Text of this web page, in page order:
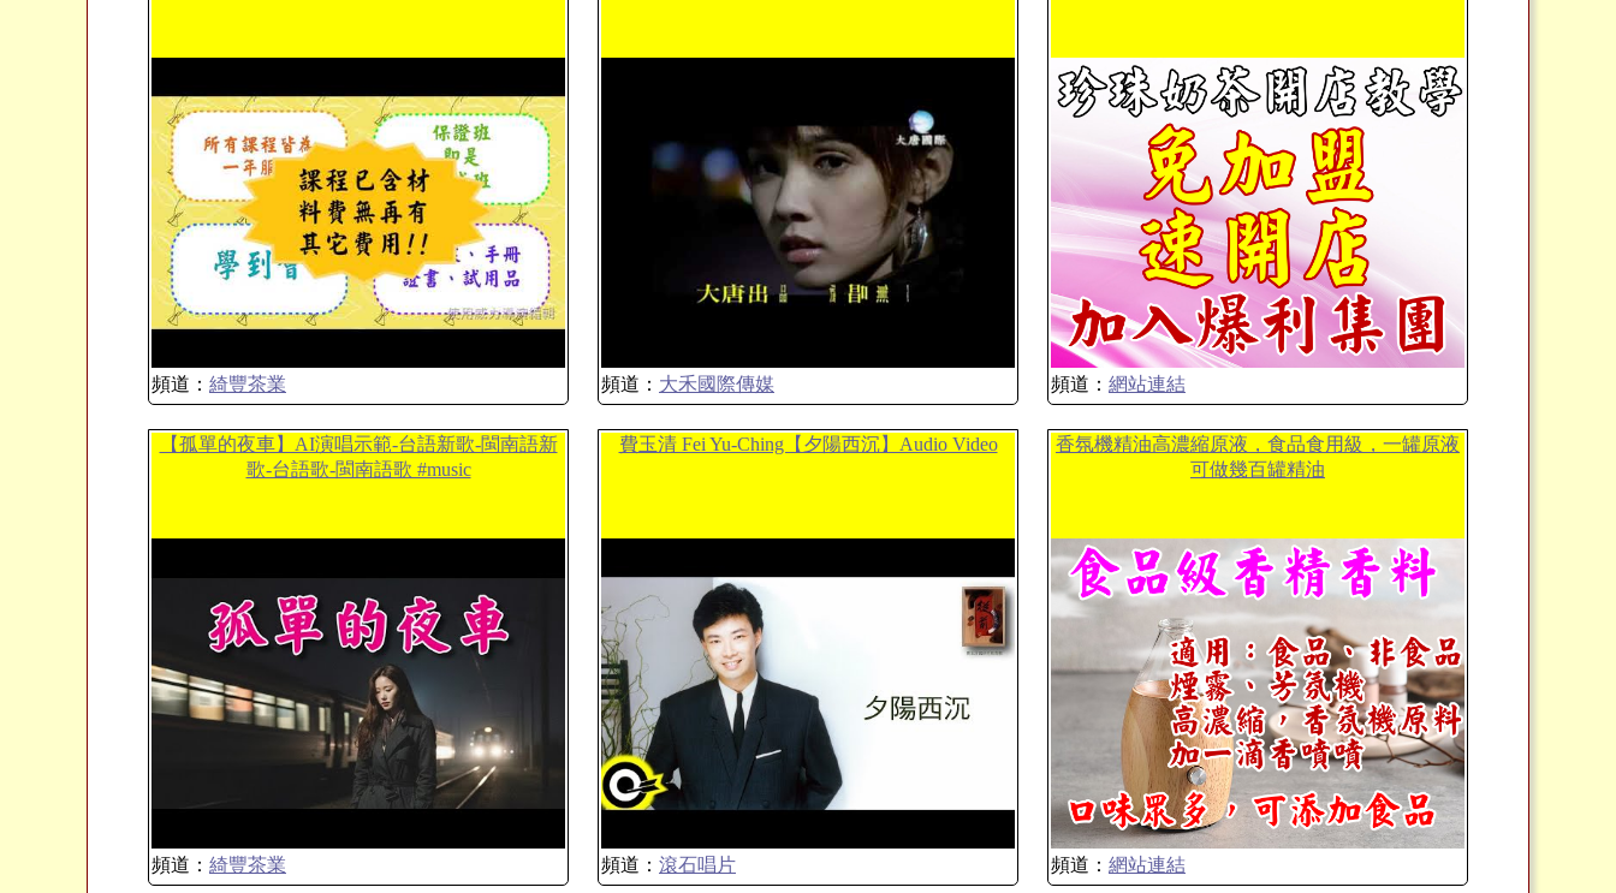
頻道： 綺豐茶業 頻道： 大禾國際傳媒 頻道： 網站連結
【孤單的夜車】AI演唱示範-台語新歌-閩南語新
歌-台語歌-閩南語歌 #music
頻道： 綺豐茶業
費玉清 Fei Yu-Ching【夕陽西沉】Audio Video
頻道： 滾石唱片
香氛機精油高濃縮原液，食品食用級，一罐原液
可做幾百罐精油
頻道： 網站連結